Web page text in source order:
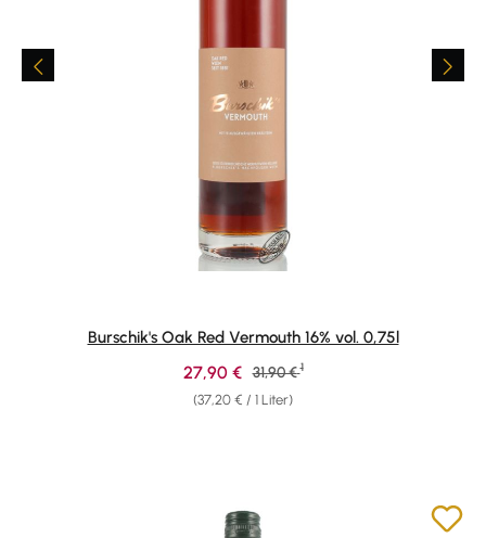
Burschik's Oak Red Vermouth 16% vol. 0,75l
(37,20 € / 1 Liter)
Verkaufspreis:
27,90 € Regulärer Preis:
31,90 € 1